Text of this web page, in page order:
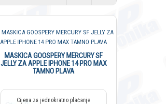
MASKICA GOOSPERY MERCURY SF
JELLY ZA APPLE IPHONE 14 PRO MAX
TAMNO PLAVA